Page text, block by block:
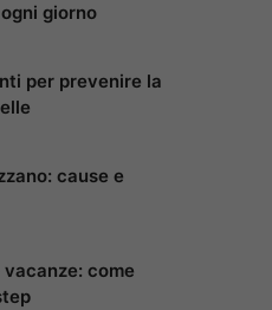
giorno
per prevenire la
cause e
come